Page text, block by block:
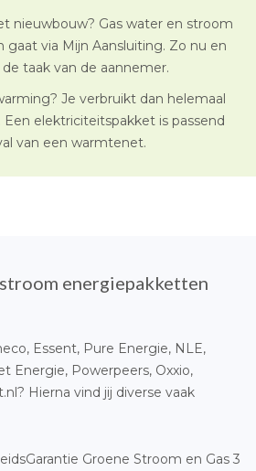
nieuwbouw? Gas water en stroom
gaat via Mijn Aansluiting. Zo nu en
taak van de aannemer.
Je verbruikt dan helemaal
Een elektriciteitspakket is passend
van een warmtenet.
energiepakketten
Essent, Pure Energie, NLE,
Energie, Powerpeers, Oxxio,
Hierna vind jij diverse vaak
Groene Stroom en Gas 3